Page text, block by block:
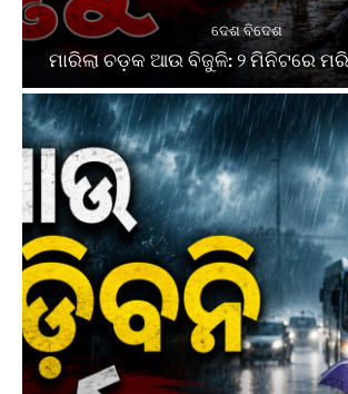
ଦେଶ ବିଦେଶ
ମାରିଲା ଚଡ଼କ ଆଉ ବିଜୁଳି: ୨ ମିନିଟରେ